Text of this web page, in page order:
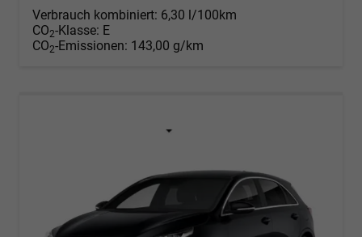
Verbrauch kombiniert: 6,30 l/100km
CO2-Klasse: E
CO2-Emissionen: 143,00 g/km